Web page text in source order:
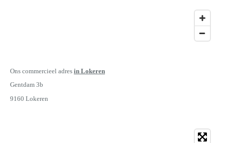
Ons commercieel adres in Lokeren
Gentdam 3b
9160 Lokeren